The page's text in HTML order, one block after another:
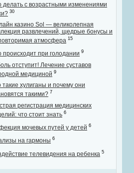
делать с возрастными изменениями
30
казино Sol — великолепная
развлечений, щедрые бонусы и
атмосфера 15
происходит при голодании 9
отступит! Лечение суставов
медициной 9
такие хулиганы и почему они
такими? 7
регистрация медицинских
что стоит знать 6
мочевых путей у детей 6
на гармоны 6
телевидения на ребенка 5